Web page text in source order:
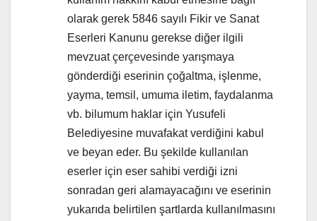
olarak gerek 5846 sayılı Fikir ve Sanat
Eserleri Kanunu gerekse diğer ilgili
mevzuat çerçevesinde yarışmaya
gönderdiği eserinin çoğaltma, işlenme,
yayma, temsil, umuma iletim, faydalanma
vb. bilumum haklar için Yusufeli
Belediyesine muvafakat verdiğini kabul
ve beyan eder. Bu şekilde kullanılan
eserler için eser sahibi verdiği izni
sonradan geri alamayacağını ve eserinin
yukarıda belirtilen şartlarda kullanılmasını